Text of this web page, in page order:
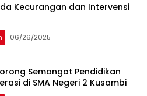
Kecurangan dan Intervensi
06/26/2025
Semangat Pendidikan
di SMA Negeri 2 Kusambi